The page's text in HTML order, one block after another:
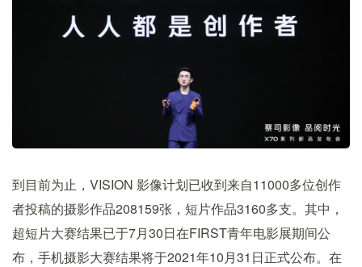
到目前为止，VISION 影像计划已收到来自11000多位创作
者投稿的摄影作品208159张，短片作品3160多支。其中，
超短片大赛结果已于7月30日在FIRST青年电影展期间公
布，手机摄影大赛结果将于2021年10月31日正式公布。在